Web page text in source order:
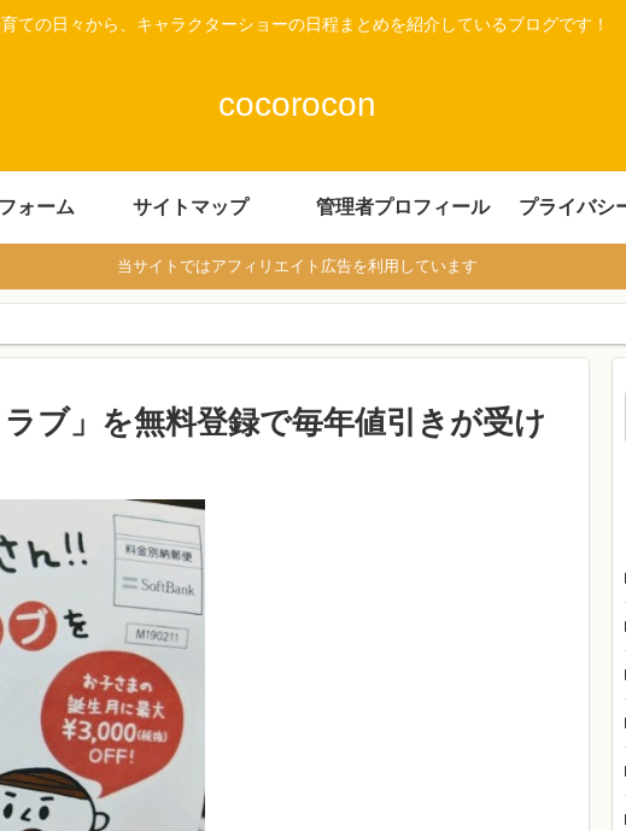
ての日々から、キャラクターショーの日程まとめを紹介しているブログです！
cocorocon
ォーム サイトマップ 管理者プロフィール プライバシ
当サイトではアフィリエイト広告を利用しています
ブ」を無料登録で毎年値引きが受け